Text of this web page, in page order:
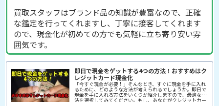
買取スタッフはブランド品の知識が豊富なので、正確
な鑑定を行ってくれますし、丁寧に接客してくれます
ので、現金化が初めての方でも気軽に立ち寄り安い雰
囲気です。
即日で現金をゲットする4つの方法！おすすめはク
レジットカード現金化
「今すぐ現金が必要！」そんなとき、すぐに現金を手に入れ
るために、どのような方法が考えられるでしょうか。即日で
現金を手に入れる方法をいくつか紹介しますので、最適な方
法を選択してみてください。もし、あなたがクレジットカー